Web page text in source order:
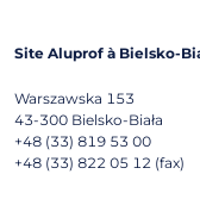
Site Aluprof à Bielsko-
Warszawska 153
43-300 Bielsko-Biała
+48 (33) 819 53 00
+48 (33) 822 05 12 (fax)